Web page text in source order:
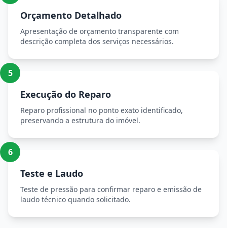
Orçamento Detalhado
Apresentação de orçamento transparente com
descrição completa dos serviços necessários.
5
Execução do Reparo
Reparo profissional no ponto exato identificado,
preservando a estrutura do imóvel.
6
Teste e Laudo
Teste de pressão para confirmar reparo e emissão de
laudo técnico quando solicitado.